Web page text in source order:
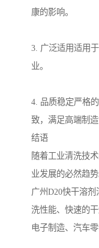
康的影响。
3. 广泛适用适用
业。
4. 品质稳定严格
致，满足高端制造
结语
随着工业清洗技
业发展的必然趋势
广州D20快干溶
洗性能、快速的
电子制造、汽车